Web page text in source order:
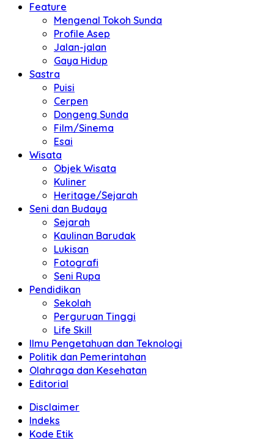
Feature
Mengenal Tokoh Sunda
Profile Asep
Jalan-jalan
Gaya Hidup
Sastra
Puisi
Cerpen
Dongeng Sunda
Film/Sinema
Esai
Wisata
Objek Wisata
Kuliner
Heritage/Sejarah
Seni dan Budaya
Sejarah
Kaulinan Barudak
Lukisan
Fotografi
Seni Rupa
Pendidikan
Sekolah
Perguruan Tinggi
Life Skill
Ilmu Pengetahuan dan Teknologi
Politik dan Pemerintahan
Olahraga dan Kesehatan
Editorial
Disclaimer
Indeks
Kode Etik